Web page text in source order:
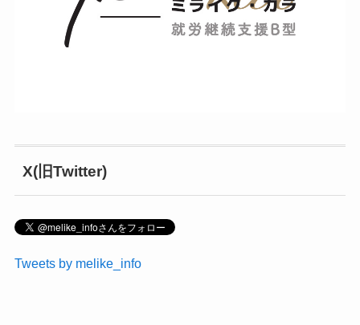
X(旧Twitter)
Tweets by melike_info